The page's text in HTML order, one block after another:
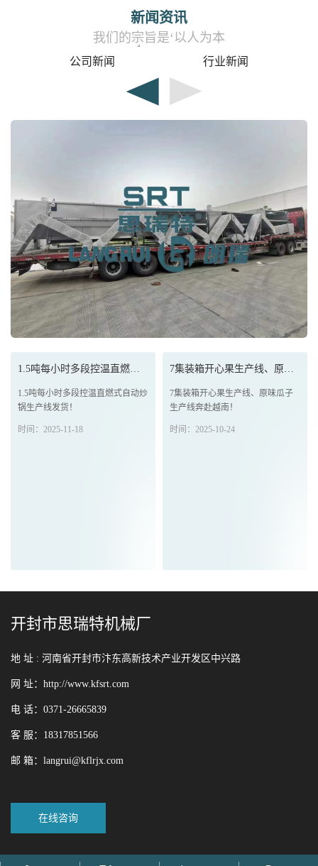
新闻资讯
我们的宗旨是‘以人为本
公司新闻 行业新闻
1.5吨每小时多段控温直燃式自...
1.5吨每小时多段控温直燃式自动炒
锅生产线发货！
时间：2025-11-18
7集装箱开心果生产线、原味瓜子...
7集装箱开心果生产线、原味瓜子
生产线奔赴越南！
时间：2025-10-24
开封市思瑞特机械厂
地 址 : 河南省开封市汴东高新技术产业开发区中兴路
网 址：http://www.kfsrt.com
电 话：0371-26665839
客 服：18317851566
邮 箱：langrui@kflrjx.com
在线咨询